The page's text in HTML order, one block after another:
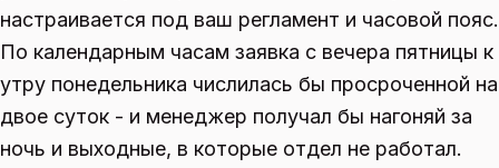
настраивается под ваш регламент и часовой пояс.
По календарным часам заявка с вечера пятницы к
утру понедельника числилась бы просроченной на
двое суток - и менеджер получал бы нагоняй за
ночь и выходные, в которые отдел не работал.